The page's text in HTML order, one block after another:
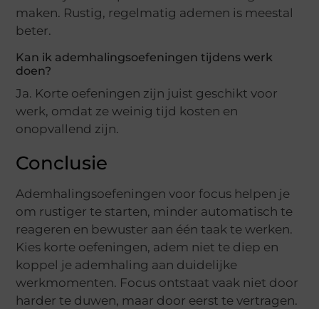
maken. Rustig, regelmatig ademen is meestal
beter.
Kan ik ademhalingsoefeningen tijdens werk
doen?
Ja. Korte oefeningen zijn juist geschikt voor
werk, omdat ze weinig tijd kosten en
onopvallend zijn.
Conclusie
Ademhalingsoefeningen voor focus helpen je
om rustiger te starten, minder automatisch te
reageren en bewuster aan één taak te werken.
Kies korte oefeningen, adem niet te diep en
koppel je ademhaling aan duidelijke
werkmomenten. Focus ontstaat vaak niet door
harder te duwen, maar door eerst te vertragen.